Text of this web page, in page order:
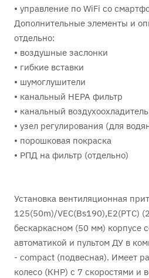
• управление по WiFi со
Дополнительные элементы и
отдельно:
• воздушные заслонки
• гибкие вставки
• шумоглушители
• канальный HEPA фильтр
• канальный воздухоохладитель
• узел регулирования (для
• порошковая покраска
• РПД на фильтр (отдельно)
Установка вентиляционная
125(50m)/VEC(Bs190),E2(PTC)
бескаркасном (50 мм) корпусе
автоматикой и пультом ДУ в
- сompact (подвесная). Имеет
колесо (КНР) с 7 скоростями и